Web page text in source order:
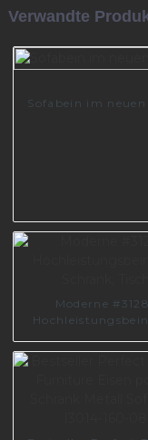
Verwandte
Sofabein im
Moderne